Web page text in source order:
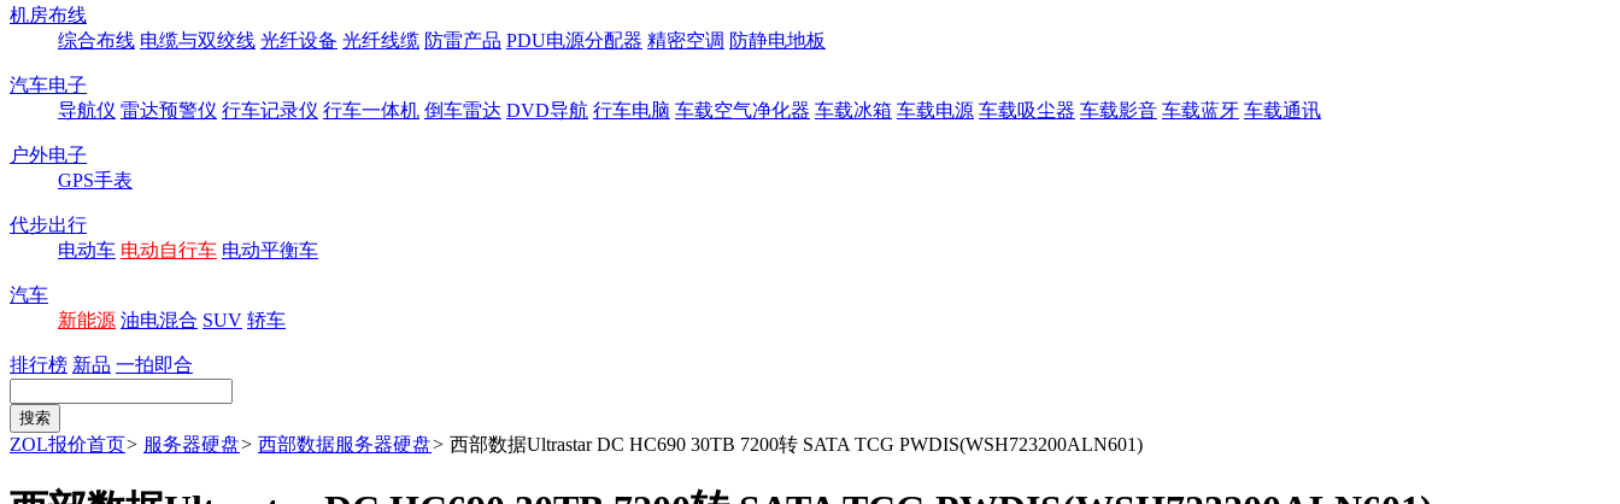
机房布线
综合布线 电缆与双绞线 光纤设备 光纤线缆 防雷产品 PDU电源分配器 精密空调 防静电地板
汽车电子
导航仪 雷达预警仪 行车记录仪 行车一体机 倒车雷达 DVD导航 行车电脑 车载空气净化器 车载冰箱 车载电源 车载吸尘器 车载影音 车载蓝牙 车载通讯
户外电子
GPS手表
代步出行
电动车 电动自行车 电动平衡车
汽车
新能源 油电混合 SUV 轿车
排行榜 新品 一拍即合
ZOL报价首页> 服务器硬盘> 西部数据服务器硬盘> 西部数据Ultrastar DC HC690 30TB 7200转 SATA TCG PWDIS(WSH723200ALN601)